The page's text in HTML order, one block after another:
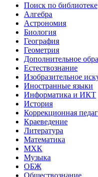
Поиск по библиотеке
Алгебра
Астрономия
Биология
География
Геометрия
Дополнительное
Естествознание
Изобразительное
Иностранные языки
Информатика и ИКТ
История
Коррекционная
Краеведение
Литература
Математика
МХК
Музыка
ОБЖ
Обществознание